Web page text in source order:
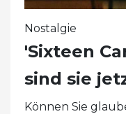
Nostalgie
'Sixteen
sind sie
Können Sie